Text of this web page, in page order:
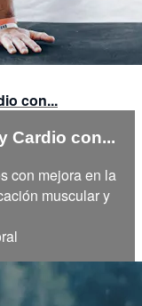
con...
Cardio con...
con mejora en la
muscular y